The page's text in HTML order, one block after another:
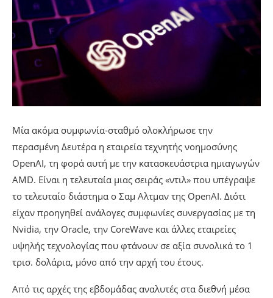
Μία ακόμα συμφωνία-σταθμό ολοκλήρωσε την
περασμένη Δευτέρα η εταιρεία τεχνητής νοημοσύνης
OpenAI, τη φορά αυτή με την κατασκευάστρια ημιαγωγών
AMD. Είναι η τελευταία μιας σειράς «ντιλ» που υπέγραψε
το τελευταίο διάστημα ο Σαμ Αλτμαν της OpenAI. Διότι
είχαν προηγηθεί ανάλογες συμφωνίες συνεργασίας με τη
Nvidia, την Oracle, την CoreWave και άλλες εταιρείες
υψηλής τεχνολογίας που φτάνουν σε αξία συνολικά το 1
τρισ. δολάρια, μόνο από την αρχή του έτους.
Από τις αρχές της εβδομάδας αναλυτές στα διεθνή μέσα